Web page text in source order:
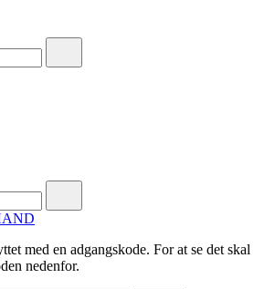
med en adgangskode. For at se det skal
nedenfor.